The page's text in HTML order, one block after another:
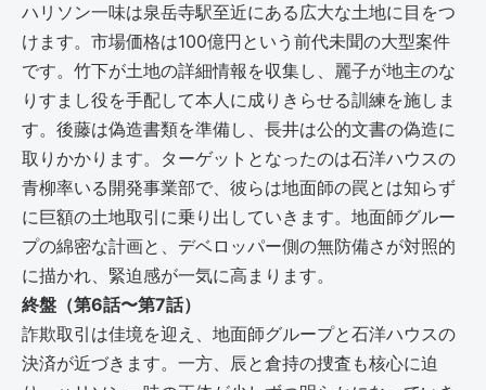
ハリソン一味は泉岳寺駅至近にある広大な土地に目をつ
けます。市場価格は100億円という前代未聞の大型案件
です。竹下が土地の詳細情報を収集し、麗子が地主のな
りすまし役を手配して本人に成りきらせる訓練を施しま
す。後藤は偽造書類を準備し、長井は公的文書の偽造に
取りかかります。ターゲットとなったのは石洋ハウスの
青柳率いる開発事業部で、彼らは地面師の罠とは知らず
に巨額の土地取引に乗り出していきます。地面師グルー
プの綿密な計画と、デベロッパー側の無防備さが対照的
に描かれ、緊迫感が一気に高まります。
終盤（第6話〜第7話）
詐欺取引は佳境を迎え、地面師グループと石洋ハウスの
決済が近づきます。一方、辰と倉持の捜査も核心に迫